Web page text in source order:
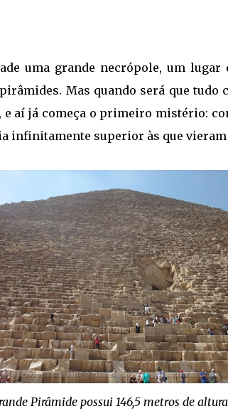
uma grande necrópole, um lugar
Mas quando será que tudo
e aí já começa o primeiro mistério:
infinitamente superior às que vieram
Pirâmide possui 146,5 metros de